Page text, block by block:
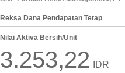
Reksa Dana Pendapatan Tetap
Nilai Aktiva Bersih/Unit
3.253,22 IDR